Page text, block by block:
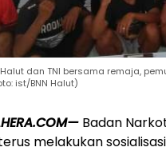
Halut dan TNI bersama remaja,
ist/BNN Halut)
Badan
melakukan